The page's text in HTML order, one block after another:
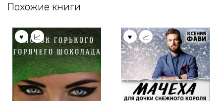
Похожие книги